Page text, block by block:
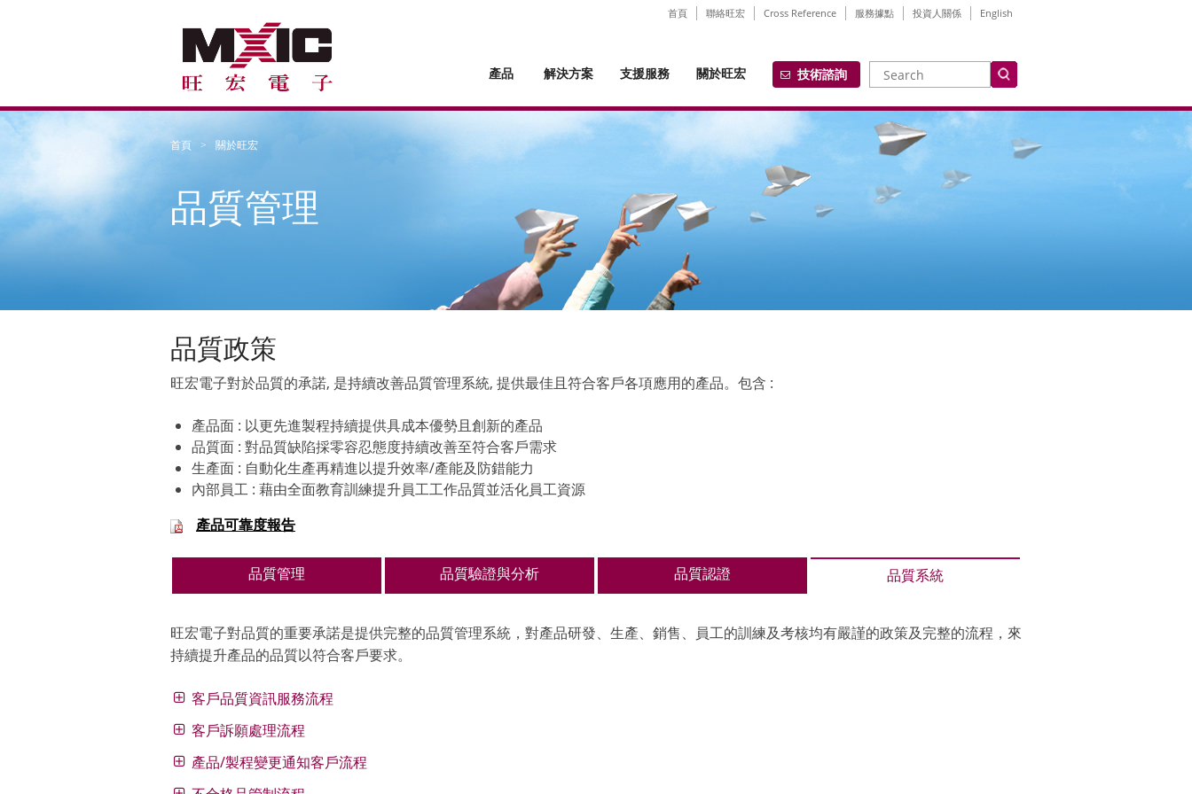
首頁 聯絡旺宏 Cross Reference 服務據點 投資人關係 English
技術諮詢
關於旺宏
支援服務
解決方案
產品
首頁 關於旺宏
品質管理
品質政策
旺宏電子對於品質的承諾, 是持續改善品質管理系統, 提供最佳且符合客戶各項應用的產品。包含 :
產品面 : 以更先進製程持續提供具成本優勢且創新的產品
品質面 : 對品質缺陷採零容忍態度持續改善至符合客戶需求
生產面 : 自動化生產再精進以提升效率/產能及防錯能力
內部員工 : 藉由全面教育訓練提升員工工作品質並活化員工資源
產品可靠度報告
品質管理 品質驗證與分析 品質認證 品質系統
旺宏電子對品質的重要承諾是提供完整的品質管理系統，對產品研發、生產、銷售、員工的訓練及考核均有嚴謹的政策及完整的流程，來
持續提升產品的品質以符合客戶要求。
客戶品質資訊服務流程
客戶訴願處理流程
產品/製程變更通知客戶流程